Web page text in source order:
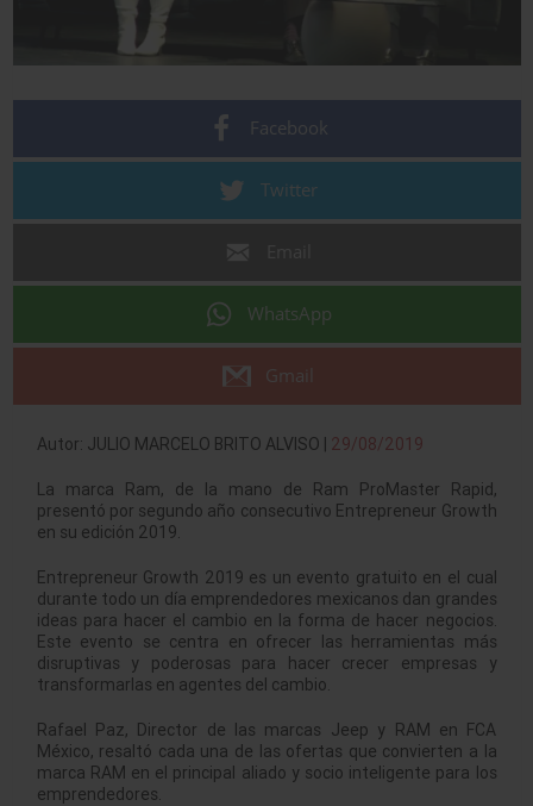
Facebook
Twitter
WhatsApp
Gmail
Autor: JULIO MARCELO BRITO ALVISO | 29/08/2019
La marca Ram, de la mano de Ram ProMaster Rapid,
presentó por segundo año consecutivo Entrepreneur Growth
en su edición 2019.
Entrepreneur Growth 2019 es un evento gratuito en el cual
durante todo un día emprendedores mexicanos dan grandes
ideas para hacer el cambio en la forma de hacer negocios.
Este evento se centra en ofrecer las herramientas más
disruptivas y poderosas para hacer crecer empresas y
transformarlas en agentes del cambio.
Rafael Paz, Director de las marcas Jeep y RAM en FCA
México, resaltó cada una de las ofertas que convierten a la
marca RAM en el principal aliado y socio inteligente para los
emprendedores.